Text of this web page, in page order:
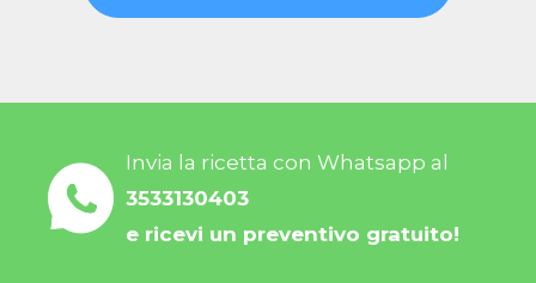
Invia la ricetta con Whatsapp al
3533130403
e ricevi un preventivo gratuito!